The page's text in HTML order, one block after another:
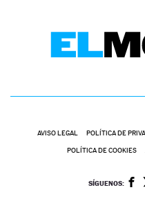
AVISO LEGAL POLÍTICA DE
POLÍTICA DE COOKIES
SÍGUENOS: